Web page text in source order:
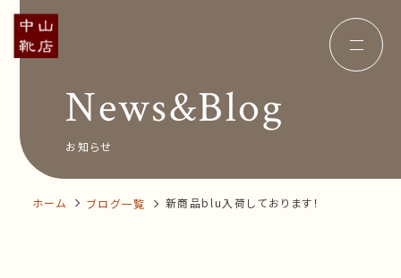
Concept コンセプト
Insole オーダー中敷き
News&Blog
Company 会社概要
News&Blog
お知らせ
ホーム ブログ一覧 新商品blu入荷しております！